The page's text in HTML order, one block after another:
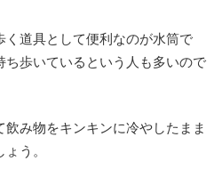
く道具として便利なのが水筒で
歩いているという人も多いので
み物をキンキンに冷やしたまま
う。